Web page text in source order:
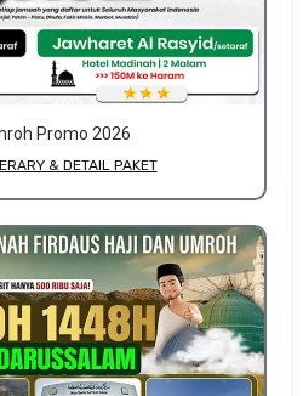
Promo 2026
& DETAIL PAKET